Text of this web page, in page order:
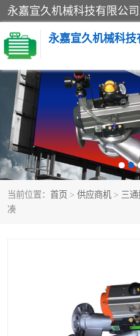
永嘉宣久机械科技
当前位置： 首页 > 供应商机 > 三通
凑
换向阀
板式换向阀
粉体换向阀
管路换向阀